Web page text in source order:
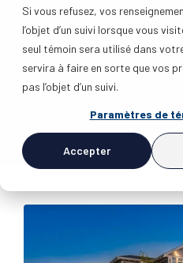
Si vous refusez, vos
l’objet d’un suivi lorsque vous
seul témoin sera utilisé dans
servira à faire en sorte que vos
pas l’objet d’un suivi.
Paramètres de
Accepter
Protégez votre achat le plus
titres. Elle contribue à
l’achat et à la propriété